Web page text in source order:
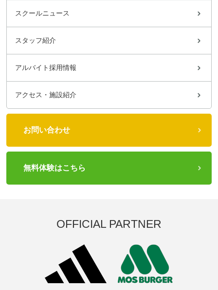
スクールニュース
スタッフ紹介
アルバイト採用情報
アクセス・施設紹介
お問い合わせ
無料体験はこちら
OFFICIAL PARTNER